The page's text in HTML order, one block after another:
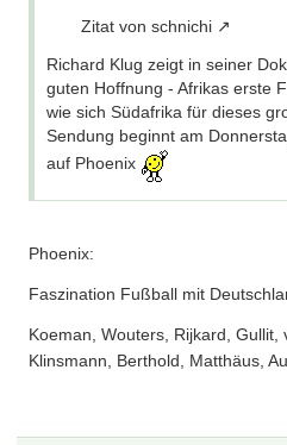
Zitat von schnichi
Richard Klug zeigt in seiner
guten Hoffnung - Afrikas erste
wie sich Südafrika für dieses
Sendung beginnt am
auf Phoenix
Phoenix:
Faszination Fußball mit
Koeman, Wouters, Rijkard, Gullit,
Klinsmann, Berthold, Matthäus,